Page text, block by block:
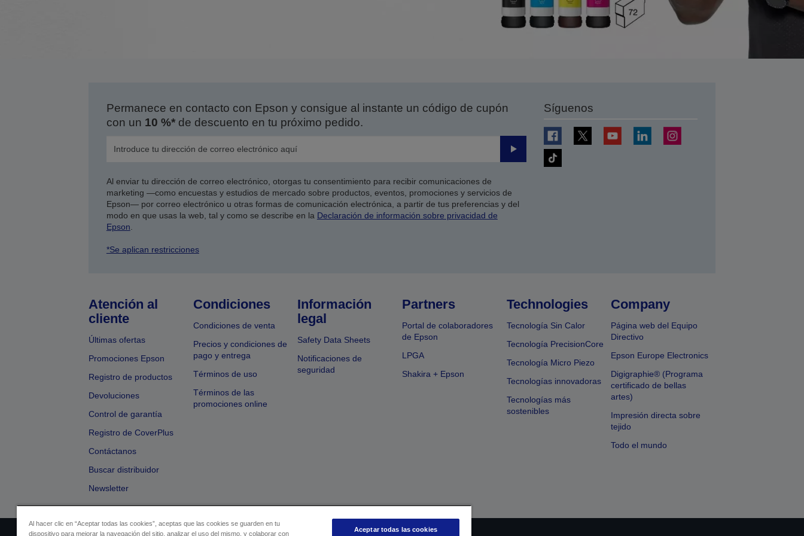
Permanece en contacto con Epson y consigue al instante un código de cupón
con un 10 %*de descuento en tu próximo pedido.
Enviar
Al enviar tu dirección de correo electrónico, otorgas tu consentimiento para recibir comunicaciones de
marketing —como encuestas y estudios de mercado sobre productos, eventos, promociones y servicios de
Epson— por correo electrónico u otras formas de comunicación electrónica, a partir de tus preferencias y del
modo en que usas la web, tal y como se describe en la Declaración de información sobre privacidad de
Epson
*Se aplican restricciones
Síguenos
Atención al
cliente
Últimas ofertas
Promociones Epson
Registro de productos
Devoluciones
Control de garantía
Registro de CoverPlus
Contáctanos
Buscar distribuidor
Newsletter
Condiciones
Condiciones de venta
Precios y condiciones de
pago y entrega
Términos de uso
Términos de las
promociones online
Información
legal
Safety Data Sheets
Notificaciones de
seguridad
Partners
Portal de colaboradores
de Epson
LPGA
Shakira + Epson
Technologies
Tecnología Sin Calor
Tecnología PrecisionCore
Tecnología Micro Piezo
Tecnologías innovadoras
Tecnologías más
sostenibles
Company
Página web del Equipo
Directivo
Epson Europe Electronics
Digigraphie® (Programa
certificado de bellas
artes)
Impresión directa sobre
tejido
Todo el mundo
Al hacer clic en “Aceptar todas las cookies”, aceptas que las cookies se guarden en tu
dispositivo para mejorar la navegación del sitio, analizar el uso del mismo, y colaborar con
Aceptar todas las cookies